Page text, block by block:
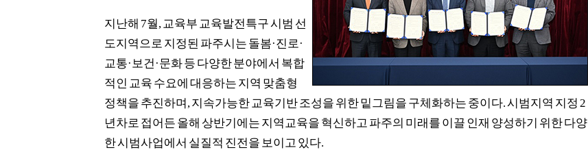
지난해 7월,교육부 교육발전특구 시범 선
도지역으로 지정된 파주시는 돌봄·진로·
교통·보건 ·문화 등 다양한 분야에서 복합
적인 교육 수요에 대응하는 지역 맞춤형
정책을 추진하며 ,지속가능한 교육기반 조성을 위한 밑그림을 구체화하는 중이다.시범지역 지정 2
년차로 접어든 올해 상반기에는 지역교육을 혁신하고 파주의 미래를 이끌 인재 양성하기 위한 다양
한 시범사업에서 실질적 진전을 보이고 있다.